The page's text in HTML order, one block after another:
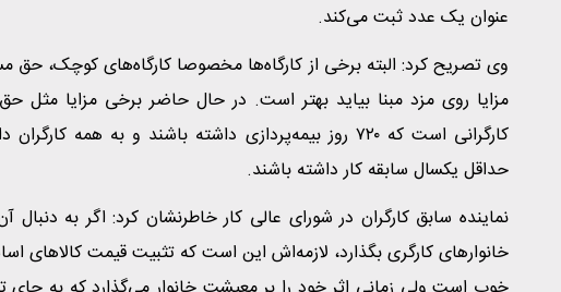
عنوان یک عدد ثبت می‌کند.
وی تصریح کرد: البته برخی از کارگاه‌ها مخصوصا کارگاه‌های کوچک، حق
مزایا روی مزد مبنا بیاید بهتر است. در حال حاضر برخی مزایا
کارگرانی است که ۷۲۰ روز بیمه‌پردازی داشته باشند و
حداقل یکسال سابقه کار داشته باشند.
نماینده سابق کارگران در شورای عالی کار خاطرنشان کرد: اگر به